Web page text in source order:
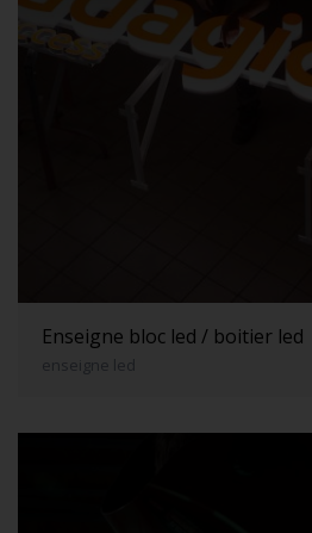
Enseigne bloc led / boitier led
enseigne led